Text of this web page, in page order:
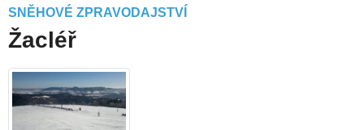
SNĚHOVÉ ZPRAVODAJSTVÍ
Žacléř